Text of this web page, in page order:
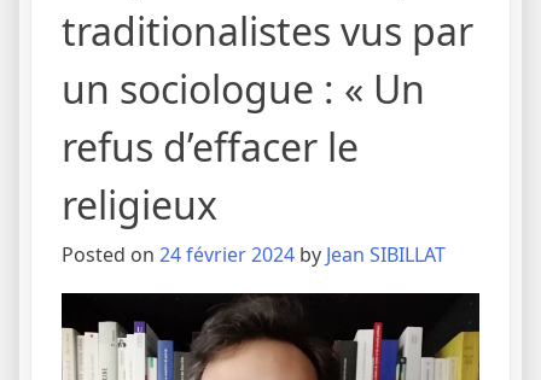
traditionalistes vus par
un sociologue : « Un
refus d’effacer le
religieux
Posted on 24 février 2024 by Jean SIBILLAT